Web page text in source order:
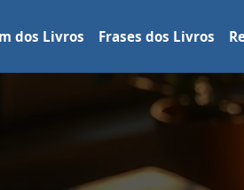
dos Livros Frases dos Livros